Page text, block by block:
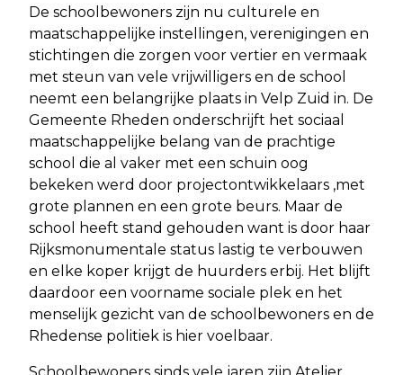
De schoolbewoners zijn nu culturele en
maatschappelijke instellingen, verenigingen en
stichtingen die zorgen voor vertier en vermaak
met steun van vele vrijwilligers en de school
neemt een belangrijke plaats in Velp Zuid in. De
Gemeente Rheden onderschrijft het sociaal
maatschappelijke belang van de prachtige
school die al vaker met een schuin oog
bekeken werd door projectontwikkelaars ,met
grote plannen en een grote beurs. Maar de
school heeft stand gehouden want is door haar
Rijksmonumentale status lastig te verbouwen
en elke koper krijgt de huurders erbij. Het blijft
daardoor een voorname sociale plek en het
menselijk gezicht van de schoolbewoners en de
Rhedense politiek is hier voelbaar.